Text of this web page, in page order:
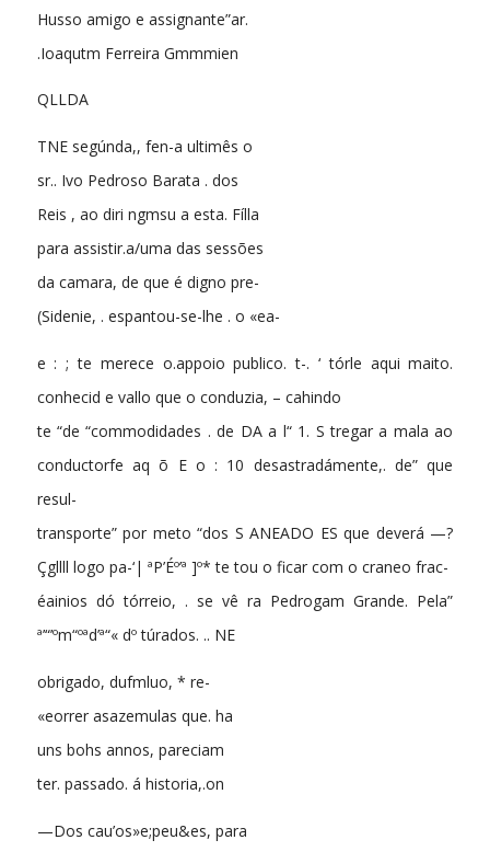
Husso amigo e assignante”ar.
.Ioaqutm Ferreira Gmmmien
QLLDA
TNE segúnda,, fen-a ultimês o
sr.. Ivo Pedroso Barata . dos
Reis , ao diri ngmsu a esta. Fílla
para assistir.a/uma das sessões
da camara, de que é digno pre-
(Sidenie, . espantou-se-lhe . o «ea-
e : ; te merece o.appoio publico. t-. ‘ tórle aqui maito.
conhecid e vallo que o conduzia, – cahindo
te “de “commodidades . de DA a l“ 1. S tregar a mala ao
conductorfe aq õ E o : 10 desastradámente,. de” que
resul-
transporte” por meto “dos S ANEADO ES que deverá —?
Çgllll logo pa-‘| ªP’Éº’ª ]º* te tou o ficar com o craneo frac-
éainios dó tórreio, . se vê ra Pedrogam Grande. Pela”
ª’“’ºm“ºªd’ª“« dº túrados. .. NE
obrigado, dufmluo, * re-
«eorrer asazemulas que. ha
uns bohs annos, pareciam
ter. passado. á historia,.on
—Dos cau’os»e;peu&es, para